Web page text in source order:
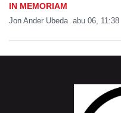
IN MEMORIAM
Jon Ander Ubeda abu 06, 11:38